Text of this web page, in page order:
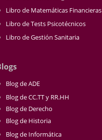
Libro de Matemáticas Financieras
Libro de Tests Psicotécnicos
Libro de Gestión Sanitaria
Blog de ADE
Blog de CC.TT y RR.HH
Blog de Derecho
Blog de Historia
Blog de Informática